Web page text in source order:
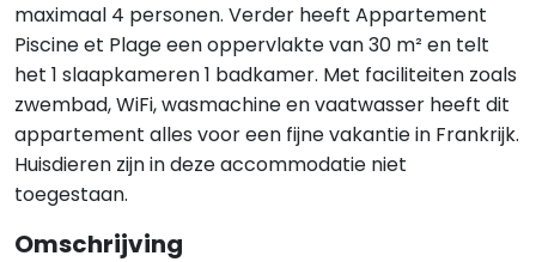
maximaal 4 personen. Verder heeft Appartement
Piscine et Plage een oppervlakte van 30 m² en telt
het 1 slaapkameren 1 badkamer. Met faciliteiten zoals
zwembad, WiFi, wasmachine en vaatwasser heeft dit
appartement alles voor een fijne vakantie in Frankrijk.
Huisdieren zijn in deze accommodatie niet
toegestaan.
Omschrijving